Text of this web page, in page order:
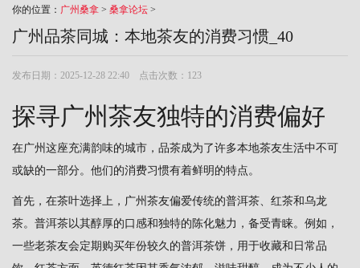
你的位置： 广州桑拿 > 桑拿论坛 >
‌广州品茶同城‌：本地茶友的消费习惯_40
发布日期：2025-12-28 22:40 点击次数：123
探寻广州茶友独特的消费偏好
在广州这座充满韵味的城市，品茶成为了许多本地茶友生活中不可
或缺的一部分。他们的消费习惯有着鲜明的特点。
首先，在茶叶选择上，广州茶友偏爱传统的普洱茶、红茶和乌龙
茶。普洱茶以其醇厚的口感和独特的陈化魅力，备受青睐。例如，
一些老茶友会定期购买年份较久的普洱茶饼，用于收藏和日常品